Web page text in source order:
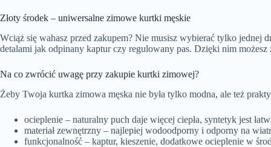
Złoty środek – uniwersalne zimowe kurtki męskie
Wciąż się wahasz przed zakupem? Nie musisz wybierać tylko
detalami jak odpinany kaptur czy regulowany pas. Dzięki nim możesz
Na co zwrócić uwagę przy zakupie kurtki zimowej?
Żeby Twoja kurtka zimowa męska nie była tylko modna, ale też
ocieplenie – naturalny puch daje więcej ciepła, syntetyk jest
materiał zewnętrzny – najlepiej wodoodporny i odporny na
funkcjonalność – kaptur, kieszenie, dodatkowe ocieplenie w